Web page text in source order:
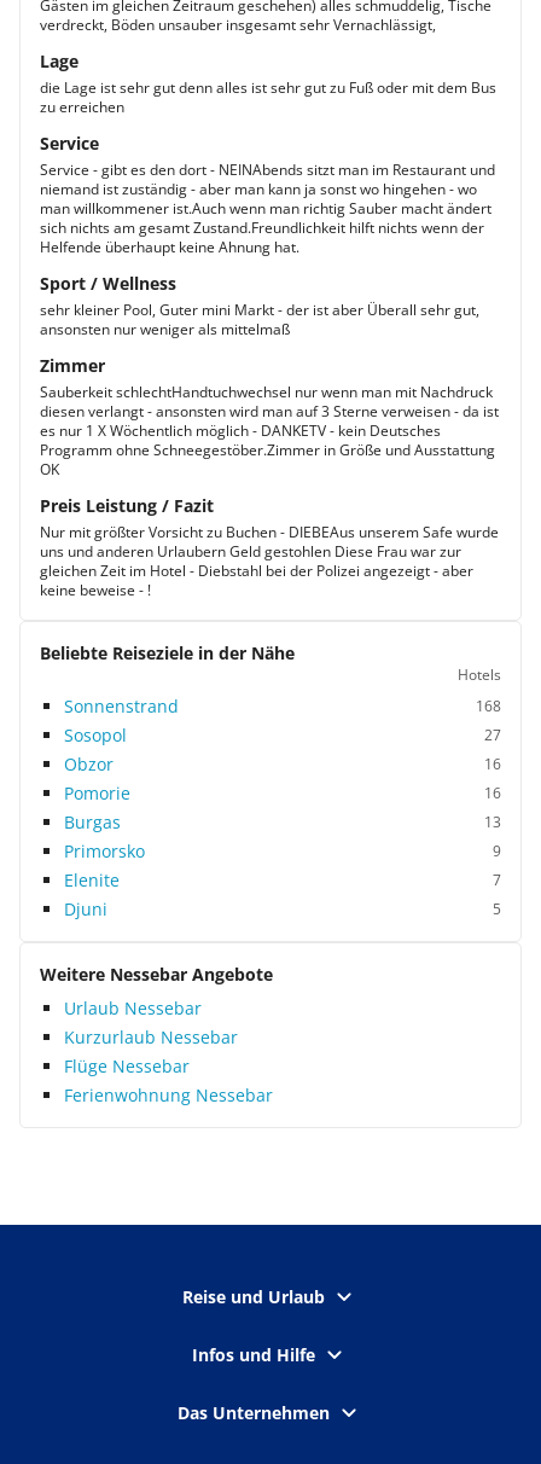
Gästen im gleichen Zeitraum geschehen) alles schmuddelig, Tische
verdreckt, Böden unsauber insgesamt sehr Vernachlässigt,
Lage
die Lage ist sehr gut denn alles ist sehr gut zu Fuß oder mit dem Bus
zu erreichen
Service
Service - gibt es den dort - NEINAbends sitzt man im Restaurant und
niemand ist zuständig - aber man kann ja sonst wo hingehen - wo
man willkommener ist.Auch wenn man richtig Sauber macht ändert
sich nichts am gesamt Zustand.Freundlichkeit hilft nichts wenn der
Helfende überhaupt keine Ahnung hat.
Sport / Wellness
sehr kleiner Pool, Guter mini Markt - der ist aber Überall sehr gut,
ansonsten nur weniger als mittelmaß
Zimmer
Sauberkeit schlechtHandtuchwechsel nur wenn man mit Nachdruck
diesen verlangt - ansonsten wird man auf 3 Sterne verweisen - da ist
es nur 1 X Wöchentlich möglich - DANKETV - kein Deutsches
Programm ohne Schneegestöber.Zimmer in Größe und Ausstattung
OK
Preis Leistung / Fazit
Nur mit größter Vorsicht zu Buchen - DIEBEAus unserem Safe wurde
uns und anderen Urlaubern Geld gestohlen Diese Frau war zur
gleichen Zeit im Hotel - Diebstahl bei der Polizei angezeigt - aber
keine beweise - !
Beliebte Reiseziele in der Nähe
Hotels
Sonnenstrand 168
Sosopol 27
Obzor 16
Pomorie 16
Burgas 13
Primorsko 9
Elenite 7
Djuni 5
Weitere Nessebar Angebote
Urlaub Nessebar
Kurzurlaub Nessebar
Flüge Nessebar
Ferienwohnung Nessebar
Reise und Urlaub
Infos und Hilfe
Das Unternehmen